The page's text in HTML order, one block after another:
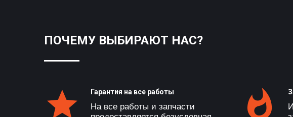
ПОЧЕМУ ВЫБИРАЮТ НАС?
Гарантия на все работы
На все работы и запчасти